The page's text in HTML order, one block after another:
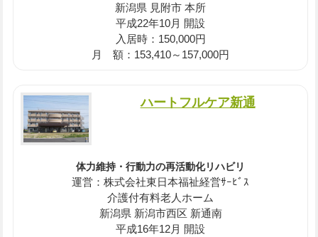
新潟県 見附市 本所
平成22年10月 開設
入居時：150,000円
月 額：153,410～157,000円
ハートフルケア新通
体力維持・行動力の再活動化リハビリ
運営：株式会社東日本福祉経営ｻｰﾋﾞｽ
介護付有料老人ホーム
新潟県 新潟市西区 新通南
平成16年12月 開設